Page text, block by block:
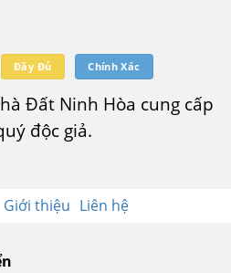
Đầy Đủ Chính Xác
Đất Ninh Hòa cung cấp
độc giả.
Giới thiệu Liên hệ